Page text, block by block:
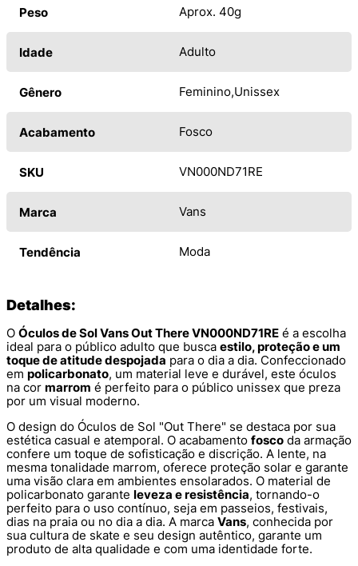
Peso Aprox. 40g
Idade Adulto
Gênero Feminino Unissex
Acabamento Fosco
SKU VN000ND71RE
Marca Vans
Tendência Moda
Detalhes:
O Óculos de Sol Vans Out There VN000ND71RE é a escolha
ideal para o público adulto que busca estilo, proteção e um
toque de atitude despojada para o dia a dia. Confeccionado
em policarbonato, um material leve e durável, este óculos
na cor marrom é perfeito para o público unissex que preza
por um visual moderno.
O design do Óculos de Sol "Out There" se destaca por sua
estética casual e atemporal. O acabamento fosco da armação
confere um toque de sofisticação e discrição. A lente, na
mesma tonalidade marrom, oferece proteção solar e garante
uma visão clara em ambientes ensolarados. O material de
policarbonato garante leveza e resistência, tornando-o
perfeito para o uso contínuo, seja em passeios, festivais,
dias na praia ou no dia a dia. A marca Vans, conhecida por
sua cultura de skate e seu design autêntico, garante um
produto de alta qualidade e com uma identidade forte.